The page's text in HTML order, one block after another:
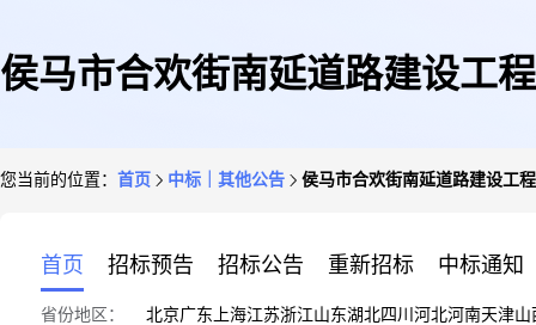
侯马市合欢街南延道路建设工程
您当前的位置： 首页 中标｜其他公告 侯马市合欢街南延道路建设工程
首页 招标预告 招标公告 重新招标 中标通知
省份地区： 北京广东 上海江苏浙江山东湖北四川 河北河南天津山